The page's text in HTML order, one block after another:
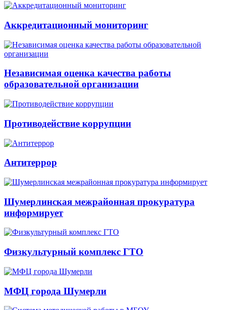
Аккредитационный мониторинг
Независимая оценка качества работы
образовательной организации
Противодействие коррупции
Антитеррор
Шумерлинская межрайонная прокуратура
информирует
Физкультурный комплекс ГТО
МФЦ города Шумерли